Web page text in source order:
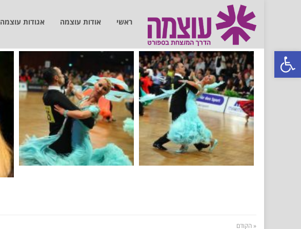
פתח סרגל נגישות
ראשי אודות עוצמה אגודות עוצמה
« הקודם